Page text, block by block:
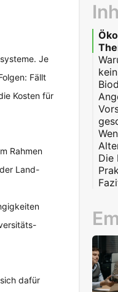
Je
Fällt
Kosten für
Rahmen
Land-
dafür
1.
2.
Die